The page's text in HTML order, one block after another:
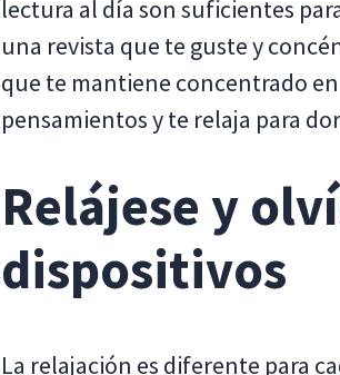
lectura al día son suficientes
una revista que te guste y
que te mantiene concentrado
pensamientos y te relaja para
Relájese y
dispositivos
La relajación es diferente para